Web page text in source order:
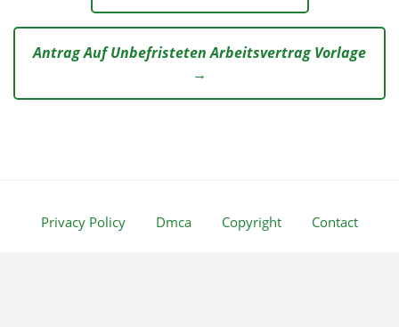
Antrag Auf Unbefristeten Arbeitsvertrag Vorlage
→
Privacy Policy Dmca Copyright Contact